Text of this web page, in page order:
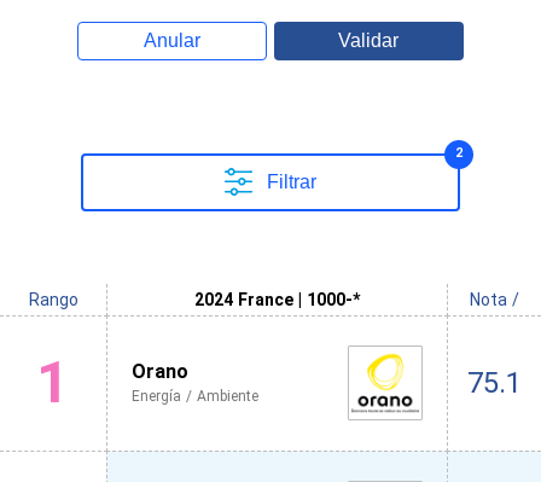
Anular Validar
Filtrar
2
Rango 2024 France | 1000-* Nota /
1 Orano
Energía / Ambiente 75.1